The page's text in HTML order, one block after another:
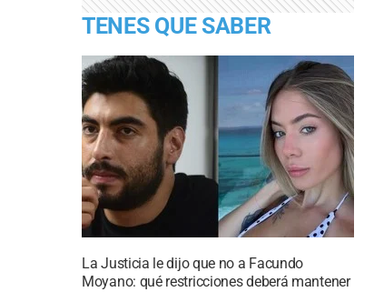
TENES QUE SABER
La Justicia le dijo que no a Facundo
Moyano: qué restricciones deberá mantener